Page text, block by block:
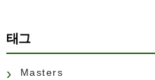
태그
Masters